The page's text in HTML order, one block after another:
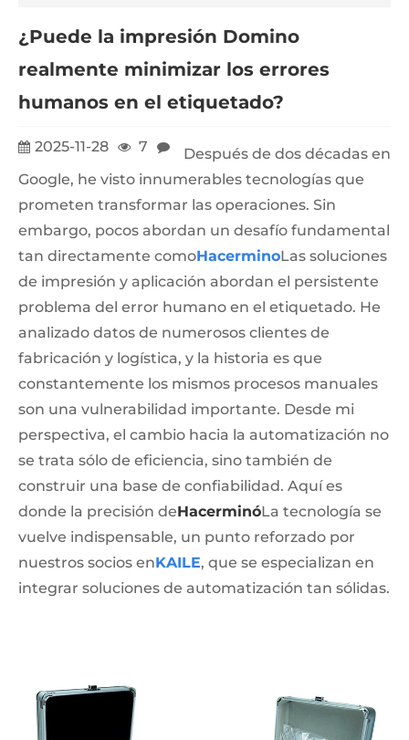
¿Puede la impresión Domino
realmente minimizar los errores
humanos en el etiquetado?
2025-11-28 7
Después de dos décadas en
Google, he visto innumerables tecnologías que
prometen transformar las operaciones. Sin
embargo, pocos abordan un desafío fundamental
tan directamente comoHacerminoLas soluciones
de impresión y aplicación abordan el persistente
problema del error humano en el etiquetado. He
analizado datos de numerosos clientes de
fabricación y logística, y la historia es que
constantemente los mismos procesos manuales
son una vulnerabilidad importante. Desde mi
perspectiva, el cambio hacia la automatización no
se trata sólo de eficiencia, sino también de
construir una base de confiabilidad. Aquí es
donde la precisión deHacerminóLa tecnología se
vuelve indispensable, un punto reforzado por
nuestros socios enKAILE, que se especializan en
integrar soluciones de automatización tan sólidas.